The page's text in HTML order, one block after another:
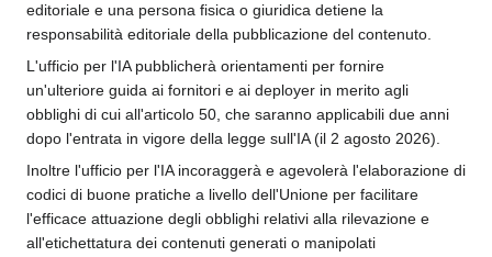
editoriale e una persona fisica o giuridica detiene la
responsabilità editoriale della pubblicazione del contenuto.
L'ufficio per l'IA pubblicherà orientamenti per fornire
un'ulteriore guida ai fornitori e ai deployer in merito agli
obblighi di cui all'articolo 50, che saranno applicabili due anni
dopo l'entrata in vigore della legge sull'IA (il 2 agosto 2026).
Inoltre l'ufficio per l'IA incoraggerà e agevolerà l'elaborazione di
codici di buone pratiche a livello dell'Unione per facilitare
l'efficace attuazione degli obblighi relativi alla rilevazione e
all'etichettatura dei contenuti generati o manipolati